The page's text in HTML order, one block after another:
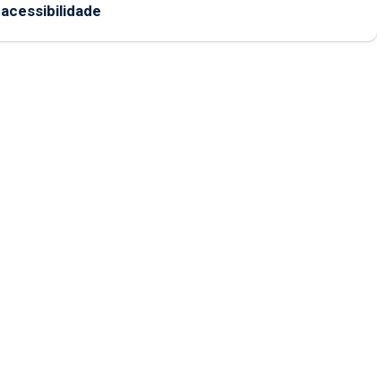
acessibilidade